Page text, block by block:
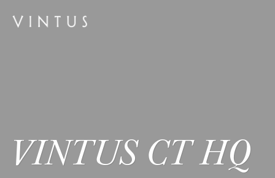
VINTUS CT HQ